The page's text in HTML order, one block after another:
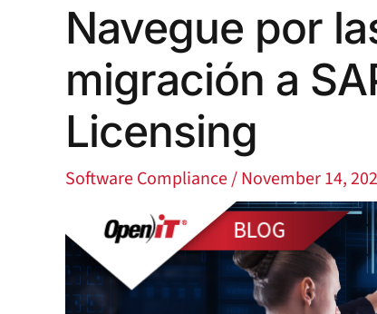
Navegue por
migración a
Licensing
Software Compliance/November 14,